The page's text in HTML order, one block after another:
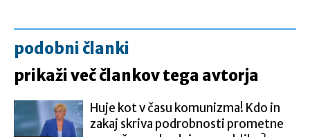
podobni članki
prikaži več člankov tega avtorja
Huje kot v času komunizma! Kdo in
zakaj skriva podrobnosti prometne